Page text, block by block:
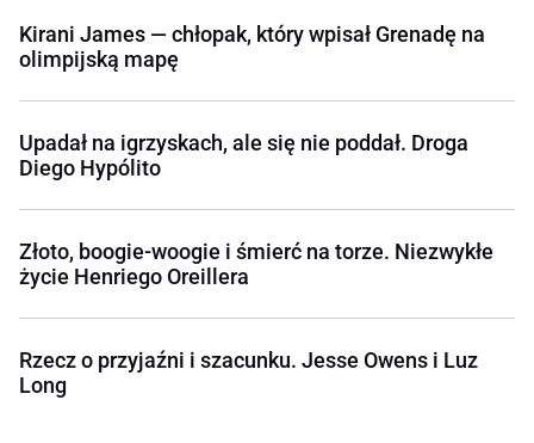
Kirani James — chłopak, który wpisał Grenadę na
olimpijską mapę
Upadał na igrzyskach, ale się nie poddał. Droga
Diego Hypólito
Złoto, boogie-woogie i śmierć na torze. Niezwykłe
życie Henriego Oreillera
Rzecz o przyjaźni i szacunku. Jesse Owens i Luz
Long